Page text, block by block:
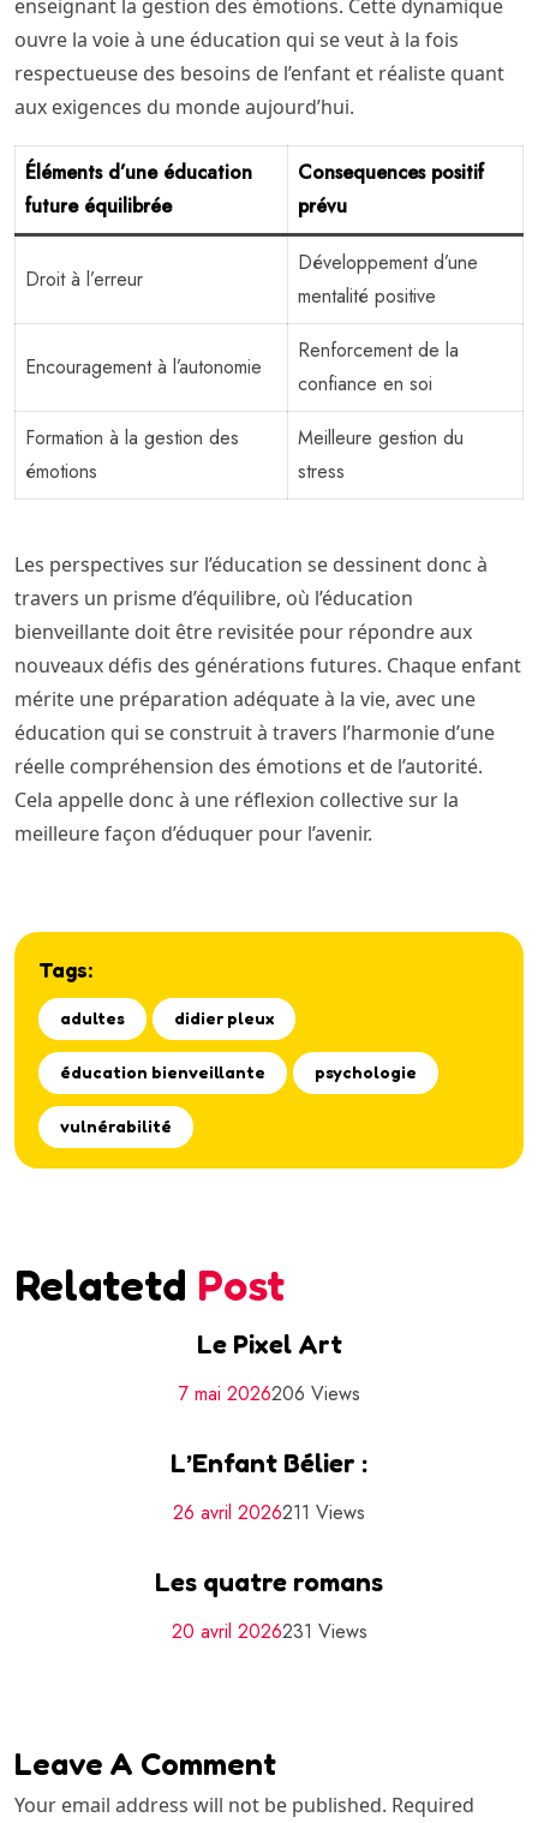
enseignant la gestion des émotions. Cette dynamique
ouvre la voie à une éducation qui se veut à la fois
respectueuse des besoins de l’enfant et réaliste quant
aux exigences du monde aujourd’hui.
Éléments d’une éducation
future équilibrée
Consequences positif
prévu
Droit à l’erreur
Développement d’une
mentalité positive
Encouragement à l’autonomie
Renforcement de la
confiance en soi
Formation à la gestion des
émotions
Meilleure gestion du
stress
Les perspectives sur l’éducation se dessinent donc à
travers un prisme d’équilibre, où l’éducation
bienveillante doit être revisitée pour répondre aux
nouveaux défis des générations futures. Chaque enfant
mérite une préparation adéquate à la vie, avec une
éducation qui se construit à travers l’harmonie d’une
réelle compréhension des émotions et de l’autorité.
Cela appelle donc à une réflexion collective sur la
meilleure façon d’éduquer pour l’avenir.
Tags:
adultes didier pleux
éducation bienveillante psychologie
vulnérabilité
Relatetd Post
Le Pixel Art
7 mai 2026206 Views
L’Enfant Bélier :
26 avril 2026211 Views
Les quatre romans
20 avril 2026231 Views
Leave A Comment
Your email address will not be published. Required